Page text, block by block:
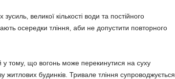
великої кількості води та постійного
осередки тління, аби не допустити повторного
тому, що вогонь може перекинутися на суху
житлових будинків. Тривале тління супроводжується